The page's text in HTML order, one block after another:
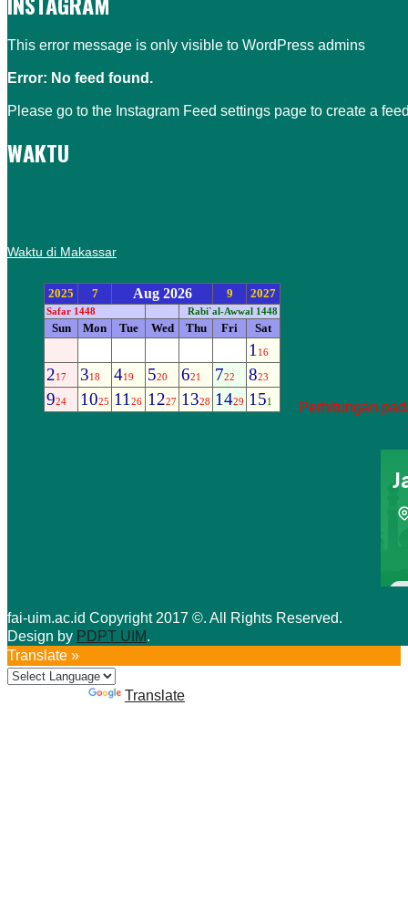
This error message is only visible to WordPress admins
Error: No feed found.
Please go to the Instagram Feed settings page to create a
WAKTU
Waktu di Makassar
Perhitungan
fai-uim.ac.id Copyright 2017 ©. All Rights Reserved.
Design by PDPT UIM.
Translate »
Translate